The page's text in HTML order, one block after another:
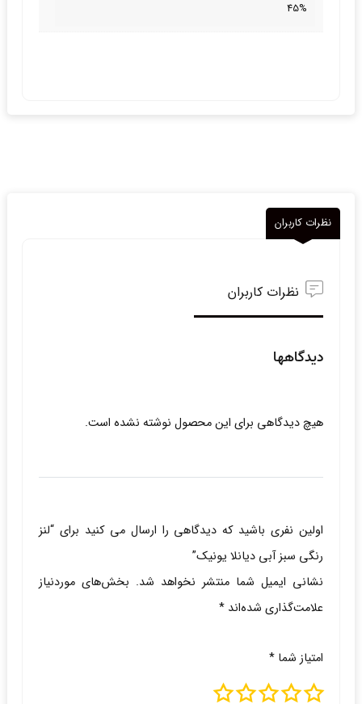
45%
نظرات کاربران
نظرات کاربران
دیدگاهها
هیچ دیدگاهی برای این محصول نوشته نشده است.
اولین نفری باشید که دیدگاهی را ارسال می کنید برای “لنز
رنگی سبز آبی دیانلا یونیک”
نشانی ایمیل شما منتشر نخواهد شد. بخش‌های موردنیاز
علامت‌گذاری شده‌اند *
امتیاز شما *